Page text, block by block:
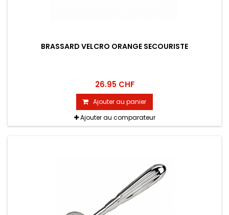
BRASSARD VELCRO ORANGE SECOURISTE
26.95 CHF
Ajouter au panier
Ajouter au comparateur